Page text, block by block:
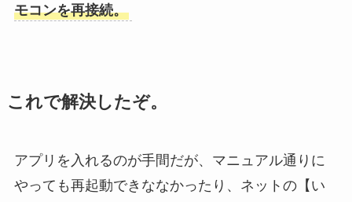
モコンを再接続。
これで解決したぞ。
アプリを入れるのが手間だが、マニュアル通りに
やっても再起動できななかったり、ネットの【い